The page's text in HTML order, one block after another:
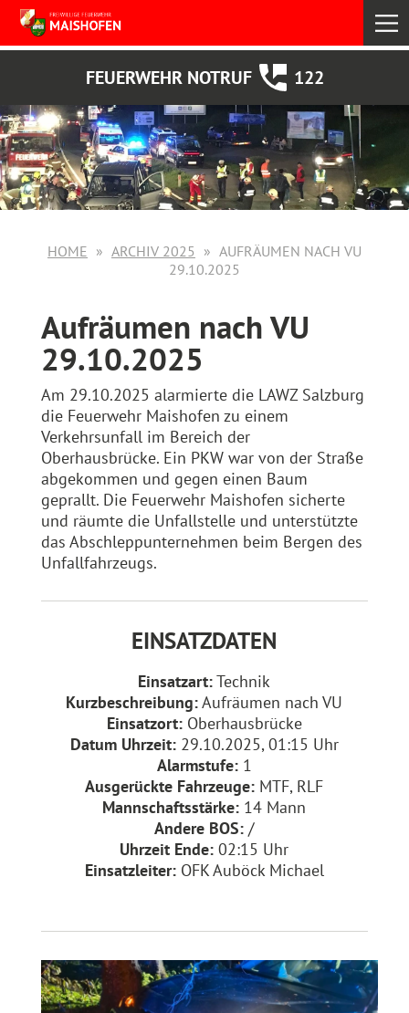
FEUERWEHR NOTRUF 122
HOME ARCHIV 2025
AUFRÄUMEN NACH VU
29.10.2025
Aufräumen nach VU
29.10.2025
Am 29.10.2025 alarmierte die LAWZ Salzburg
die Feuerwehr Maishofen zu einem
Verkehrsunfall im Bereich der
Oberhausbrücke. Ein PKW war von der Straße
abgekommen und gegen einen Baum
geprallt. Die Feuerwehr Maishofen sicherte
und räumte die Unfallstelle und unterstützte
das Abschleppunternehmen beim Bergen des
Unfallfahrzeugs.
EINSATZDATEN
Einsatzart:Technik
Kurzbeschreibung:Aufräumen nach VU
Einsatzort:Oberhausbrücke
Datum Uhrzeit:29.10.2025, 01:15 Uhr
Alarmstufe:1
Ausgerückte Fahrzeuge: MTF, RLF
Mannschaftsstärke: 14 Mann
Andere BOS: /
Uhrzeit Ende: 02:15 Uhr
Einsatzleiter:OFK Auböck Michael